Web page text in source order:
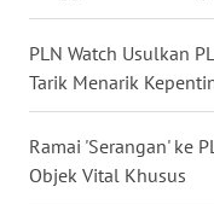
PLN Watch Usulkan
Tarik Menarik
Ramai 'Serangan' ke
Objek Vital Khusus
BENGKULU
LAMPUNG